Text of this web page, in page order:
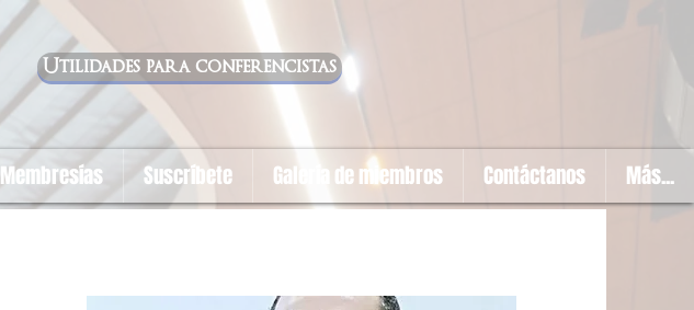
Utilidades para conferencistas
Membresías Suscríbete Galería de miembros Contáctanos Más...